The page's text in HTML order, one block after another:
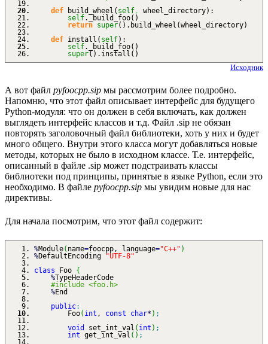
def build_wheel ( self , wheel_directory) :
self._build_foo( )
return super( ) . build_wheel (wheel_directory)
def install ( self) :
self._build_foo( )
super() . install ( )
Исходник
А вот файл pyfoocpp.sip мы рассмотрим более подробно.
Напомню, что этот файл описывает интерфейс для будущего
Python-модуля: что он должен в себя включать, как должен
выглядеть интерфейс классов и т.д. Файл .sip не обязан
повторять заголовочный файл библиотеки, хоть у них и будет
много общего. Внутри этого класса могут добавляться новые
методы, которых не было в исходном классе. Т.е. интерфейс,
описанный в файле .sip может подстраивать классы
библиотеки под принципы, принятые в языке Python, если это
необходимо. В файле pyfoocpp.sip мы увидим новые для нас
директивы.
Для начала посмотрим, что этот файл содержит:
%Module( name=foocpp, language="C++" )
%DefaultEncoding "UTF-8"
class Foo {
%TypeHeaderCode
#include <foo.h>
%End
public:
Foo( int , const char* ) ;
void
set_int_val ( int ) ;
int get_int_val ( ) ;